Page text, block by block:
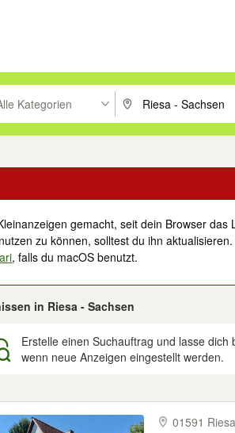
zu suchen, oder Vorschläge mit den
Kategorien PLZ oder Ort
gemacht, seit dein Browser
zu können, solltest du ihn
, falls du macOS benutzt.
in Riesa - Sachsen
Erstelle einen Suchauftrag und lasse dich
wenn neue Anzeigen eingestellt werden.
01591 Riesa